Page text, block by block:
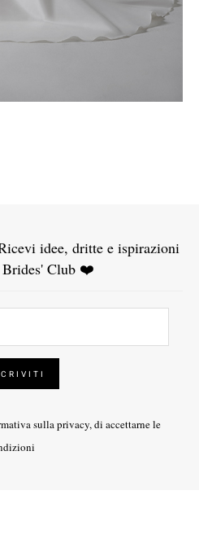
idee, dritte e ispirazioni
Brides' Club ❤️
sulla privacy, di accettarne le